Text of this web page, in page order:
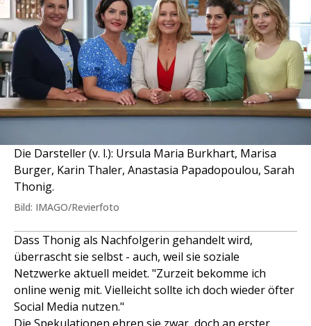
Die Darsteller (v. l.): Ursula Maria Burkhart, Marisa
Burger, Karin Thaler, Anastasia Papadopoulou, Sarah
Thonig.
Bild: IMAGO/Revierfoto
Dass Thonig als Nachfolgerin gehandelt wird,
überrascht sie selbst - auch, weil sie soziale
Netzwerke aktuell meidet. "Zurzeit bekomme ich
online wenig mit. Vielleicht sollte ich doch wieder öfter
Social Media nutzen."